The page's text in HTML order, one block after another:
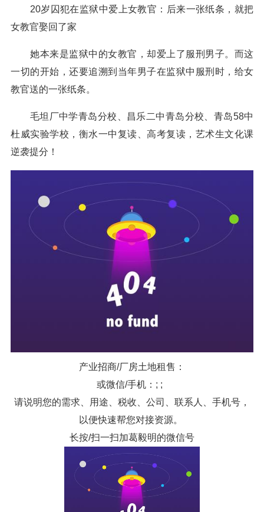
20岁囚犯在监狱中爱上女教官：后来一张纸条，就把
女教官娶回了家
她本来是监狱中的女教官，却爱上了服刑男子。而这
一切的开始，还要追溯到当年男子在监狱中服刑时，给女
教官送的一张纸条。
毛坦厂中学青岛分校、昌乐二中青岛分校、青岛58中
杜威实验学校，衡水一中复读、高考复读，艺术生文化课
逆袭提分！
产业招商/厂房土地租售：
或微信/手机：; ;
请说明您的需求、用途、税收、公司、联系人、手机号，
以便快速帮您对接资源。
长按/扫一扫加葛毅明的微信号